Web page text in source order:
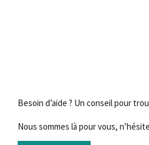
Besoin d’aide ? Un conseil pour
Nous sommes là pour vous,